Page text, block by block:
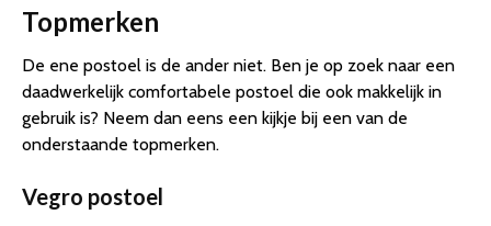
Topmerken
De ene postoel is de ander niet. Ben je op zoek naar een
daadwerkelijk comfortabele postoel die ook makkelijk in
gebruik is? Neem dan eens een kijkje bij een van de
onderstaande topmerken.
Vegro postoel